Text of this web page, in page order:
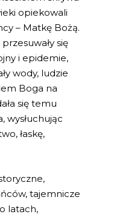
opiekowali
– Matkę Bożą.
się
i epidemie,
wody, ludzie
Boga na
się temu
wysłuchując
łaskę,
tajemnicze
latach,